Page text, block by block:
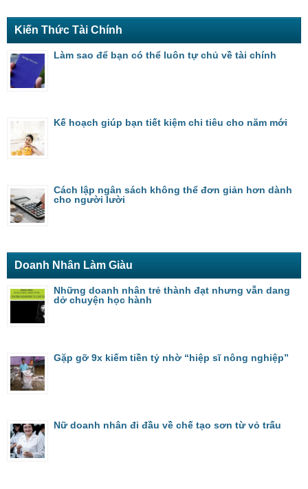
Kiến Thức Tài Chính
Làm sao để bạn có thể luôn tự chủ về tài chính
Kế hoạch giúp bạn tiết kiệm chi tiêu cho năm mới
Cách lập ngân sách không thể đơn giản hơn dành
cho người lười
Doanh Nhân Làm Giàu
Những doanh nhân trẻ thành đạt nhưng vẫn dang
dở chuyện học hành
Gặp gỡ 9x kiếm tiền tỷ nhờ “hiệp sĩ nông nghiệp”
Nữ doanh nhân đi đầu về chế tạo sơn từ vỏ trấu